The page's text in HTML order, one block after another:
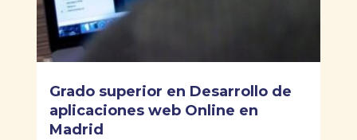
Grado superior en Desarrollo de
aplicaciones web Online en
Madrid